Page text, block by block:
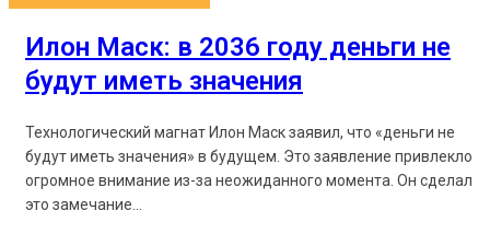
Илон Маск: в 2036 году деньги не
будут иметь значения
Технологический магнат Илон Маск заявил, что «деньги не
будут иметь значения» в будущем. Это заявление привлекло
огромное внимание из-за неожиданного момента. Он сделал
это замечание...